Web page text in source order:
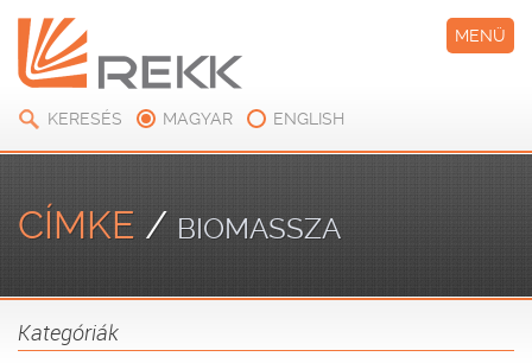
KERESÉS MAGYAR ENGLISH
MENÜ
CÍMKE / BIOMASSZA
Kategóriák